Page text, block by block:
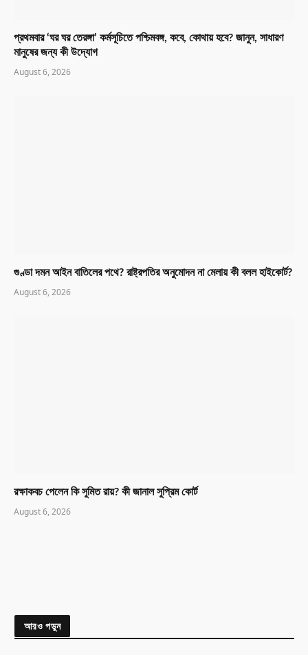
প্রথমবার ‘ঘর ঘর তেরঙ্গা’ কর্মসূচিতে পশ্চিমবঙ্গ, কবে, কোথায় হবে? জানুন, সাধারণ
মানুষের জন্য কী উদ্যোগ
August 6, 2026
গুণ্ডা দমন আইন বাতিলের পথে? রাষ্ট্রপতির অনুমোদন না মেলায় কী বলল হাইকোর্ট?
August 6, 2026
রক্ষাকবচ পেলেন কি সুমিত রায়? কী জানাল সুপ্রিম কোর্ট
August 6, 2026
আরও পড়ুন